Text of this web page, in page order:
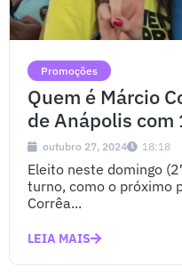
Promoções
Quem é Márcio
de Anápolis
outubro 27, 2024 18:18
Eleito neste domingo
turno, como o próximo
Corrêa...
LEIA MAIS